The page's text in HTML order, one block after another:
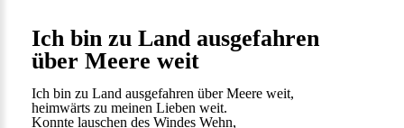
Ich bin zu Land ausgefahren
über Meere weit
Ich bin zu Land ausgefahren über Meere weit,
heimwärts zu meinen Lieben weit.
Konnte lauschen des Windes Wehn,